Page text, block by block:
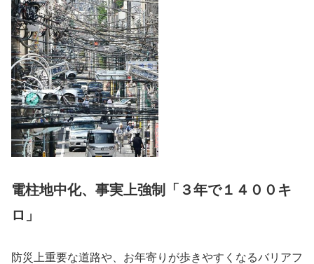
電柱地中化、事実上強制「３年で１４００キ
ロ」
防災上重要な道路や、お年寄りが歩きやすくなるバリアフ